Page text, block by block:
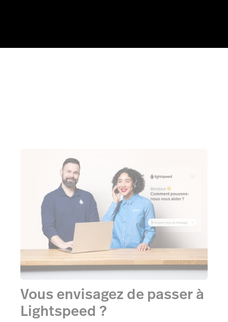
Vous envisagez de passer à
Lightspeed ?